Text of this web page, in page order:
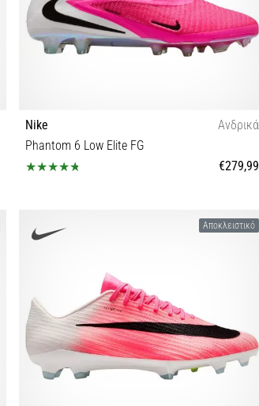
Nike
Ανδρικά
Phantom 6 Low Elite FG
€279,99
Αποκλειστικό